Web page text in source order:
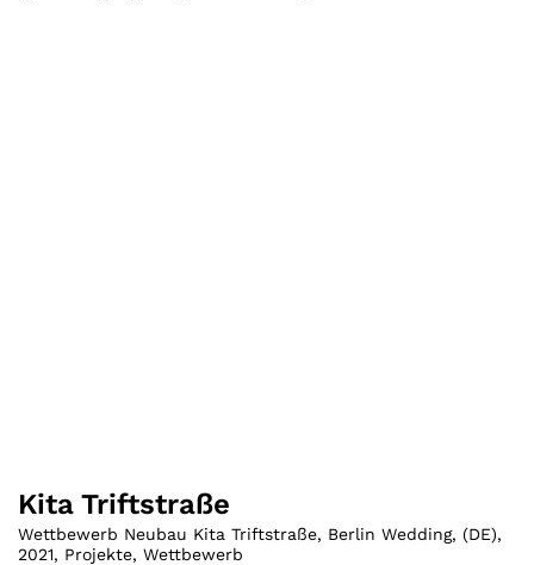
Kita Triftstraße
Wettbewerb Neubau Kita Triftstraße, Berlin Wedding, (DE),
2021, Projekte, Wettbewerb